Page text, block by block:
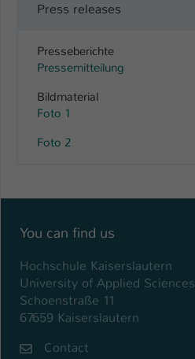
Press releases
Presseberichte
Pressemitteilung
Bildmaterial
Foto 1
Foto 2
You can find us
Hochschule Kaiserslautern
University of Applied Sciences
Schoenstraße 11
67659 Kaiserslautern
Contact